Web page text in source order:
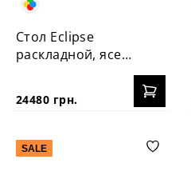
Стол Eclipse
раскладной, ясень
24480 грн.
SALE